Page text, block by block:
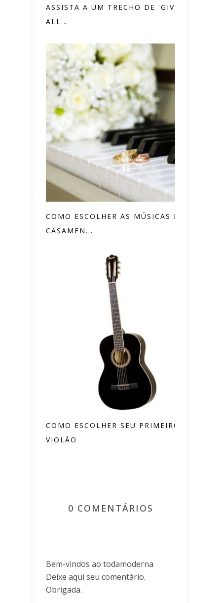
ASSISTA A UM TRECHO DE 'GIVE ME
ALL...
COMO ESCOLHER AS MÚSICAS DO
CASAMEN...
COMO ESCOLHER SEU PRIMEIRO
VIOLÃO
0 COMENTÁRIOS
Bem-vindos ao todamoderna
Deixe aqui seu comentário.
Obrigada.